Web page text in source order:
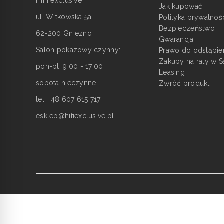
ul. Witkowska 5a
62-200 Gniezno
Salon pokazowy czynny:
pon-pt: 9:00 - 17:00
sobota nieczynne
tel. +48 607 615 717
esklep@hifiexclusive.pl
Jak kupować
Polityka
Bezpieczeństwo
Gwarancja
Prawo do
Zakupy na raty w
Leasing
Zwróć produkt